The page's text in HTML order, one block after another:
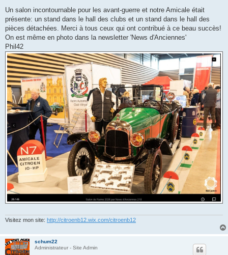
s
a
g
Un salon incontournable pour les avant-guerre et notre Amicale était
présente: un stand dans le hall des clubs et un stand dans le hall des
pièces détachées. Merci à tous ceux qui ont contribué à ce beau succès!
On est même en photo dans la newsletter 'News d'Anciennes'
Phil42
Visitez mon site: http://citroenb12.wix.com/citroenb12
schum22
Administrateur - Site Admin